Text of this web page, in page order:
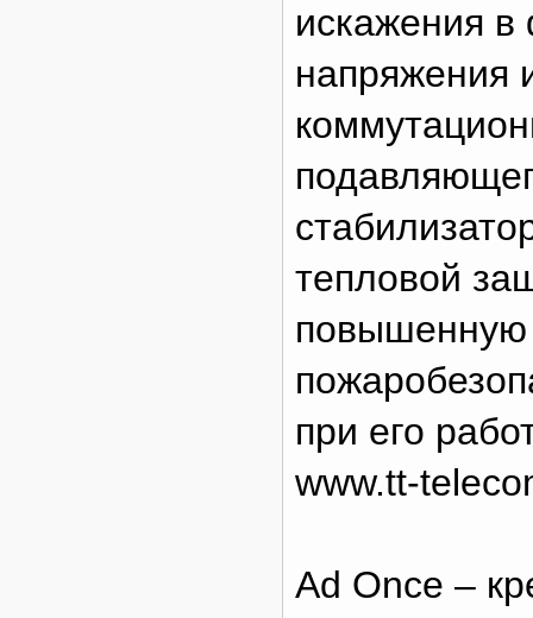
искажения в
напряжения
тепловой
повышенную
при его
www.tt-
Ad Once –